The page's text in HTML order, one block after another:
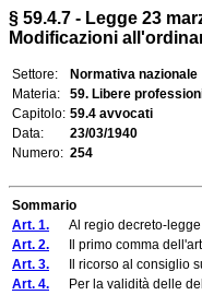
§ 59.4.7 - Legge 23
Modificazioni
Settore:
Normativa nazionale
Materia:
59. Libere
Capitolo: 59.4 avvocati
Data:
23/03/1940
Numero: 254
Sommario
Art. 1. Al regio decreto-legge
Art. 2. Il primo comma dell'art.
Art. 3. Il ricorso al consiglio
Art. 4. Per la validità delle